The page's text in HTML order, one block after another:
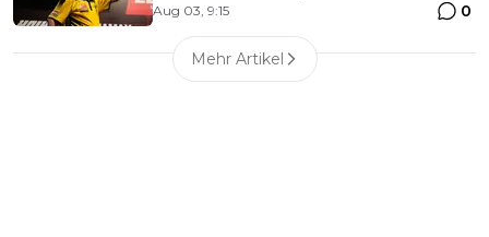
Aug 03, 9:15 0
Mehr Artikel